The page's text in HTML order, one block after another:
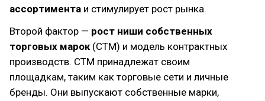
ассортимента и стимулирует рост рынка.
Второй фактор — рост ниши собственных
торговых марок(СТМ) и модель контрактных
производств. СТМ принадлежат своим
площадкам, таким как торговые сети и личные
бренды. Они выпускают собственные марки,